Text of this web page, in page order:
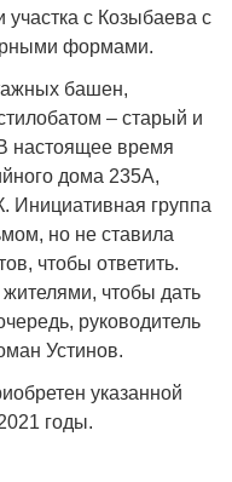
участка с Козыбаева с
формами.
башен,
– старый и
настоящее время
дома 235А,
Инициативная группа
но не ставила
чтобы ответить.
жителями, чтобы дать
руководитель
Устинов.
указанной
годы.